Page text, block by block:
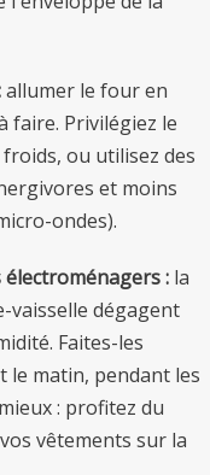
allumer le four en
faire. Privilégiez le
ou utilisez des
et moins
ondes).
: la
vaisselle dégagent
Faites-les
matin, pendant les
: profitez du
vêtements sur la